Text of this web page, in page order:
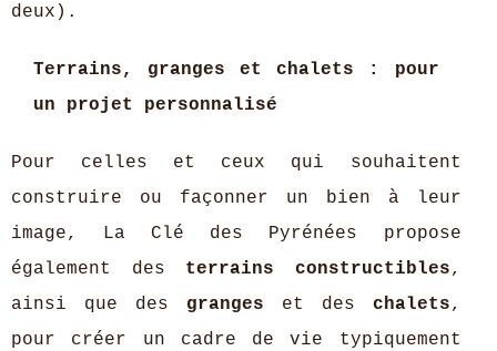
deux).
Terrains, granges et chalets : pour
un projet personnalisé
Pour celles et ceux qui souhaitent
construire ou façonner un bien à leur
image, La Clé des Pyrénées propose
également des terrains constructibles,
ainsi que des granges et des chalets,
pour créer un cadre de vie typiquement